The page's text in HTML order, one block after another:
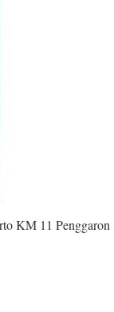
KM 11 Penggaron